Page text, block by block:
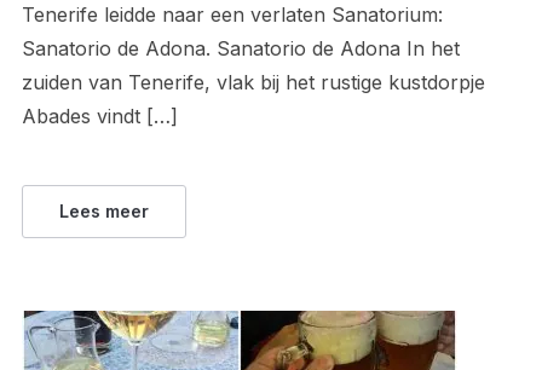
Tenerife leidde naar een verlaten Sanatorium:
Sanatorio de Adona. Sanatorio de Adona In het
zuiden van Tenerife, vlak bij het rustige kustdorpje
Abades vindt […]
Lees meer